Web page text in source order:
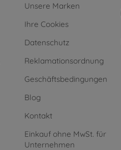
Unsere Marken
Ihre Cookies
Datenschutz
Reklamationsordnung
Geschäftsbedingungen
Blog
Kontakt
Einkauf ohne MwSt. für
Unternehmen